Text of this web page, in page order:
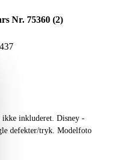
Nr. 75360 (2)
ikke inkluderet. Disney -
defekter/tryk. Modelfoto